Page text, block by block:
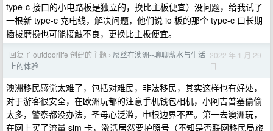
type-c 接口的小电路板是独立的，换比主板便宜）没问题，给我试了
一根新 type-c 充电线，解决问题，他们说 io 板的那个 type-c 口长期
插拔磨损也可能接触不良，更换比主板便宜。
回复了 outdoorlife 创建的主题 › 屌丝在澳洲--聊聊薪水与生活
上的体验
2022 年 1 月 29
日
澳洲移民感觉太难了，包括对难民，非法移民，其实这样也有好处，
对于游客很安全，在欧洲玩都的注意手机钱包相机，小阿吉普塞偷偷
太多，警察都没办法，圣母心泛滥，申根边界不严。第一去澳洲玩，
在网上买了流量 sim 卡，激活居然要护照号（不知是否联网移民局旅